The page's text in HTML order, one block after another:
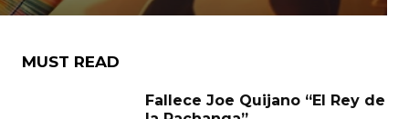
MUST READ
Fallece Joe Quijano “El Rey de